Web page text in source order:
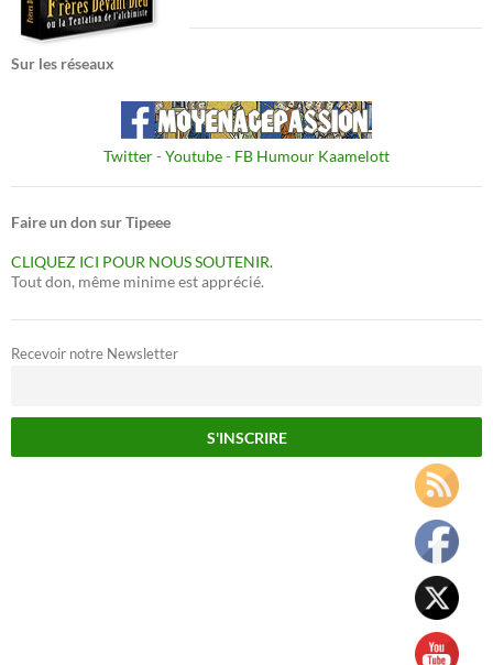
Sur les réseaux
Twitter- Youtube- FB Humour Kaamelott
Faire un don sur Tipeee
CLIQUEZ ICI POUR NOUS SOUTENIR.
Tout don, même minime est apprécié.
Recevoir notre Newsletter